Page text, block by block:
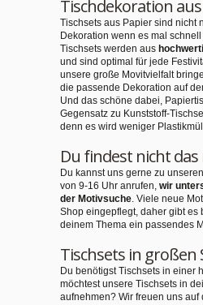
Tischdekoration
Tischsets aus Papier sind nicht
Dekoration wenn es mal
Tischsets werden aus
und sind optimal für jede
unsere große Movitvielfalt
die passende Dekoration auf
Und das schöne dabei,
Gegensatz zu Kunststoff-
denn es wird weniger
Du findest nicht
Du kannst uns gerne zu
von 9-16 Uhr anrufen, wir
der Motivsuche. Viele neue
Shop eingepflegt, daher gibt es
deinem Thema ein passendes
Tischsets in großen
Du benötigst Tischsets in einer
möchtest unsere Tischsets in
aufnehmen? Wir freuen uns auf